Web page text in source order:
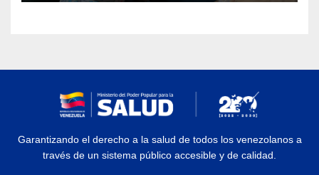
Garantizando el derecho a la salud de todos los venezolanos a
través de un sistema público accesible y de calidad.